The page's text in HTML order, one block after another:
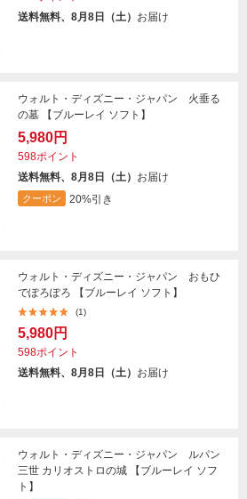
送料無料、8月8日（土） お届け
ウォルト・ディズニー・ジャパン 火垂る
の墓 【ブルーレイ ソフト】
5,980円
598ポイント
送料無料、8月8日（土） お届け
クーポン 20%引き
ウォルト・ディズニー・ジャパン おもひ
でぽろぽろ 【ブルーレイ ソフト】
(1)
5,980円
598ポイント
送料無料、8月8日（土） お届け
ウォルト・ディズニー・ジャパン ルパン
三世 カリオストロの城 【ブルーレイ ソフ
ト】